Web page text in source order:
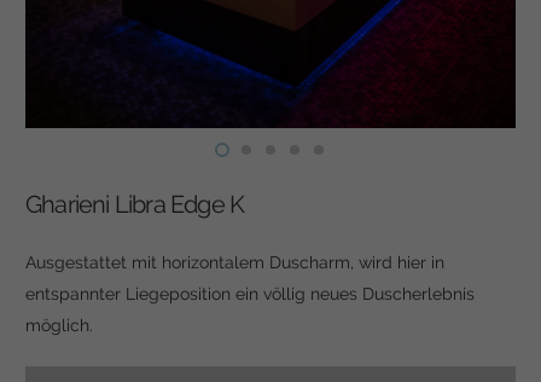
Gharieni Libra Edge K
Ausgestattet mit horizontalem Duscharm, wird hier in
entspannter Liegeposition ein völlig neues Duscherlebnis
möglich.